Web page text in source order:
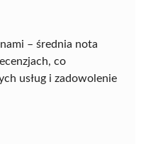
– średnia nota
co
usług i zadowolenie